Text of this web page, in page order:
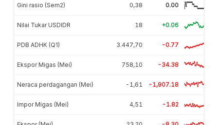
Gini rasio (Sem2) 0,38 0.00
Nilai Tukar USDIDR 18 +0.06
PDB ADHK (Q1) 3.447,70 -0.77
Ekspor Migas (Mei) 758,10 -34.38
Neraca perdagangan (Mei) -1,61 -1,907.18
Impor Migas (Mei) 4,51 -1.82